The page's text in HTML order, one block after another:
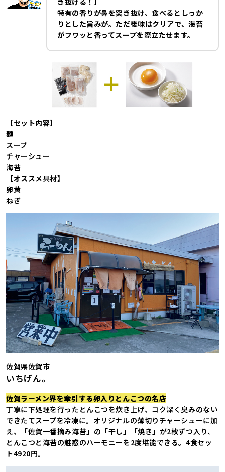
特有の香りが鼻を突き抜け、食べるとしっか
りとした旨みが。ただ後味はクリアで、海苔
がフワッと香ってスープを際立たせます。
【セット内容】
麺
スープ
チャーシュー
海苔
【オススメ具材】
卵黄
ねぎ
佐賀県佐賀市
いちげん。
佐賀ラーメン界を牽引する卵入りとんこつの名店
丁寧に下処理を行ったとんこつを炊き上げ、コク深く臭みのない
できたてスープを冷凍に。オリジナルの薄切りチャーシューに加
え、「佐賀一番摘み海苔」の「干し」「焼き」が2枚ずつ入り、
とんこつと海苔の魅惑のハーモニーを2度堪能できる。4食セッ
ト4920円。